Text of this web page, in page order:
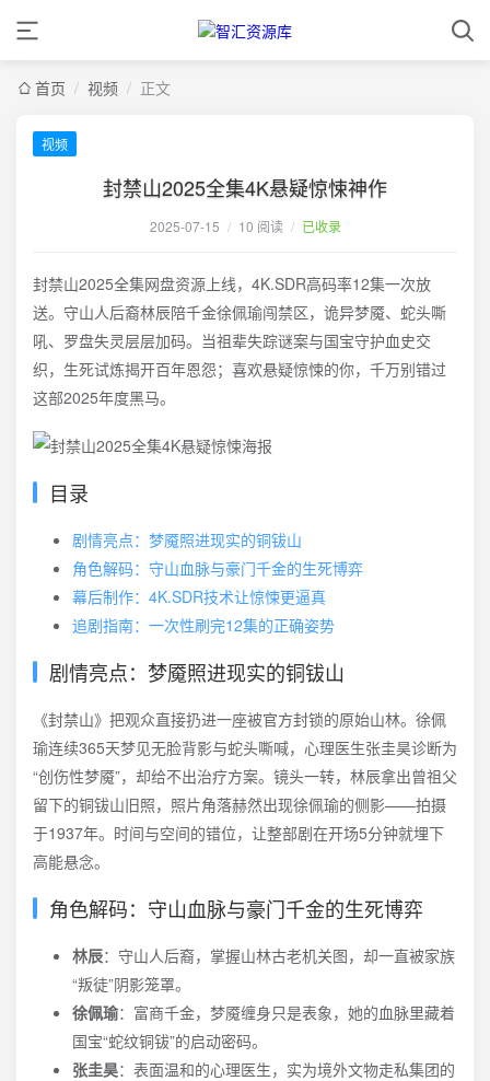
首页 / 视频 / 正文
视频
封禁山2025全集4K悬疑惊悚神作
2025-07-15 / 10 阅读 / 已收录
封禁山2025全集网盘资源上线，4K.SDR高码率12集一次放
送。守山人后裔林辰陪千金徐佩瑜闯禁区，诡异梦魇、蛇头嘶
吼、罗盘失灵层层加码。当祖辈失踪谜案与国宝守护血史交
织，生死试炼揭开百年恩怨；喜欢悬疑惊悚的你，千万别错过
这部2025年度黑马。
目录
剧情亮点：梦魇照进现实的铜钹山
角色解码：守山血脉与豪门千金的生死博弈
幕后制作：4K.SDR技术让惊悚更逼真
追剧指南：一次性刷完12集的正确姿势
剧情亮点：梦魇照进现实的铜钹山
《封禁山》把观众直接扔进一座被官方封锁的原始山林。徐佩
瑜连续365天梦见无脸背影与蛇头嘶喊，心理医生张圭昊诊断为
“创伤性梦魇”，却给不出治疗方案。镜头一转，林辰拿出曾祖父
留下的铜钹山旧照，照片角落赫然出现徐佩瑜的侧影——拍摄
于1937年。时间与空间的错位，让整部剧在开场5分钟就埋下
高能悬念。
角色解码：守山血脉与豪门千金的生死博弈
林辰：守山人后裔，掌握山林古老机关图，却一直被家族
“叛徒”阴影笼罩。
徐佩瑜：富商千金，梦魇缠身只是表象，她的血脉里藏着
国宝“蛇纹铜钹”的启动密码。
张圭昊：表面温和的心理医生，实为境外文物走私集团的